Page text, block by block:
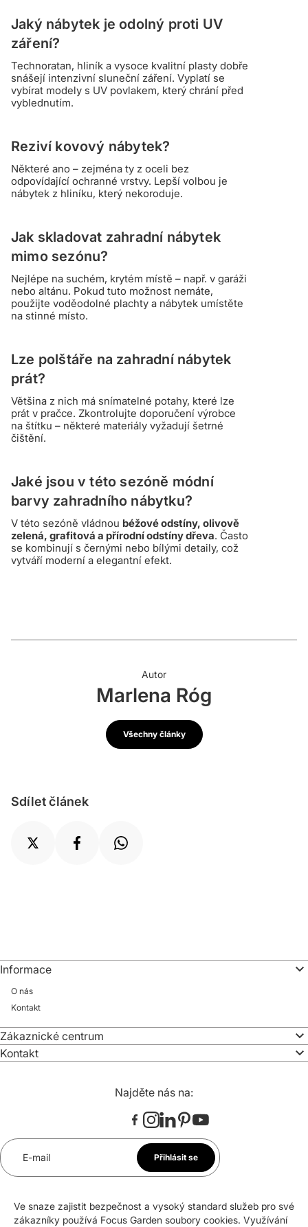
Jaký nábytek je odolný proti UV
záření?
Technoratan, hliník a vysoce kvalitní plasty dobře
snášejí intenzivní sluneční záření. Vyplatí se
vybírat modely s UV povlakem, který chrání před
vyblednutím.
Reziví kovový nábytek?
Některé ano – zejména ty z oceli bez
odpovídající ochranné vrstvy. Lepší volbou je
nábytek z hliníku, který nekoroduje.
Jak skladovat zahradní nábytek
mimo sezónu?
Nejlépe na suchém, krytém místě – např. v garáži
nebo altánu. Pokud tuto možnost nemáte,
použijte voděodolné plachty a nábytek umístěte
na stinné místo.
Lze polštáře na zahradní nábytek
prát?
Většina z nich má snímatelné potahy, které lze
prát v pračce. Zkontrolujte doporučení výrobce
na štítku – některé materiály vyžadují šetrné
čištění.
Jaké jsou v této sezóně módní
barvy zahradního nábytku?
V této sezóně vládnou béžové odstíny, olivově
zelená, grafitová a přírodní odstíny dřeva. Často
se kombinují s černými nebo bílými detaily, což
vytváří moderní a elegantní efekt.
Autor
Marlena Róg
Všechny články
Sdílet článek
Informace
O nás
Kontakt
Zákaznické centrum
Kontakt
Najděte nás na:
E-mail Přihlásit se
mailovou adresu. Svůj souhlas mohu kdykoli odvolat.
Ve snaze zajistit bezpečnost a vysoký standard služeb pro své
zákazníky používá Focus Garden soubory cookies. Využívání